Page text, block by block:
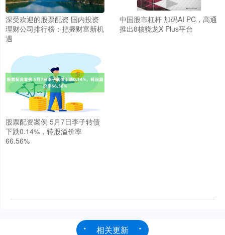
深受欢迎的股票配资 国内投资
理财公司排行榜：把握财富新机
遇
中国股市杠杆 加码AI PC，高通
推出8核骁龙X Plus平台
股票配资案例 5月7日李子转债
下跌0.14%，转股溢价率
66.56%
相关更新